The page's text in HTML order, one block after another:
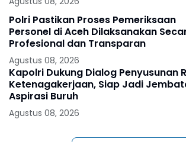
Polri Pastikan Proses Pemeriksaan
Personel di Aceh Dilaksanakan
Profesional dan Transparan
Agustus 08, 2026
Kapolri Dukung Dialog Penyusunan
Ketenagakerjaan, Siap Jadi
Aspirasi Buruh
Agustus 08, 2026